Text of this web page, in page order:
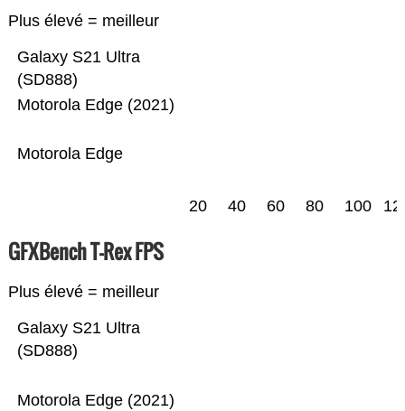
Plus élevé = meilleur
Motorola Edge
Motorola Edge (2021)
Galaxy S21 Ultra
(SD888)
20 40 60 80 100
GFXBench T-Rex FPS
Plus élevé = meilleur
Motorola Edge (2021)
Galaxy S21 Ultra
(SD888)